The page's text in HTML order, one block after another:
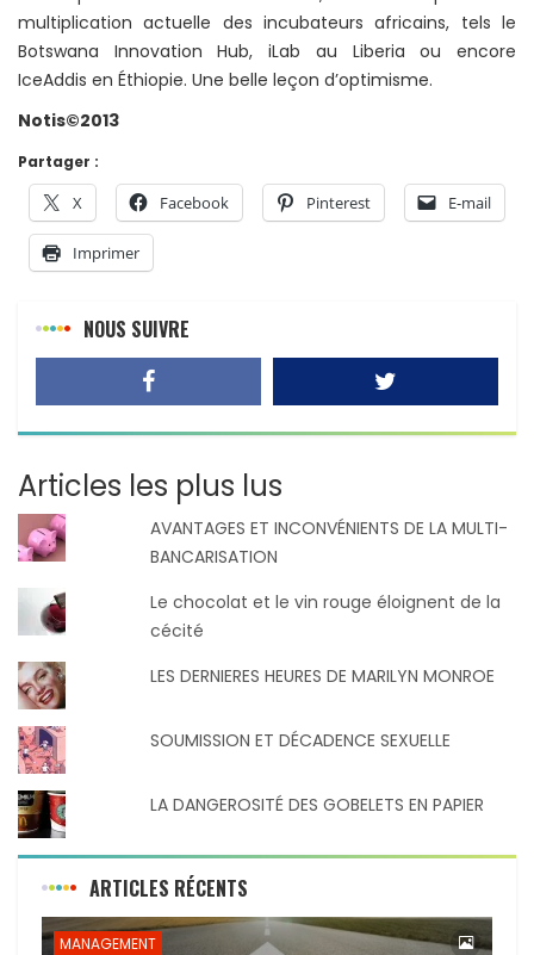
multiplication actuelle des incubateurs africains, tels le
Botswana Innovation Hub, iLab au Liberia ou encore
IceAddis en Éthiopie. Une belle leçon d’optimisme.
Notis©2013
Partager :
X Facebook Pinterest E-mail
Imprimer
NOUS SUIVRE
Articles les plus lus
AVANTAGES ET INCONVÉNIENTS DE LA MULTI-
BANCARISATION
Le chocolat et le vin rouge éloignent de la
cécité
LES DERNIERES HEURES DE MARILYN MONROE
SOUMISSION ET DÉCADENCE SEXUELLE
LA DANGEROSITÉ DES GOBELETS EN PAPIER
ARTICLES RÉCENTS
MANAGEMENT